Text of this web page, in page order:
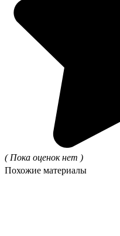
( Пока оценок нет )
Похожие материалы